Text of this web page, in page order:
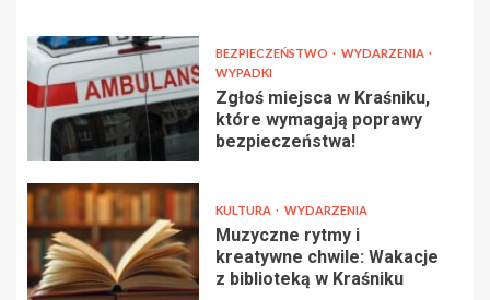
BEZPIECZEŃSTWO
WYDARZENIA
WYPADKI
Zgłoś miejsca w Kraśniku,
które wymagają poprawy
bezpieczeństwa!
KULTURA WYDARZENIA
Muzyczne rytmy i
kreatywne chwile: Wakacje
z biblioteką w Kraśniku